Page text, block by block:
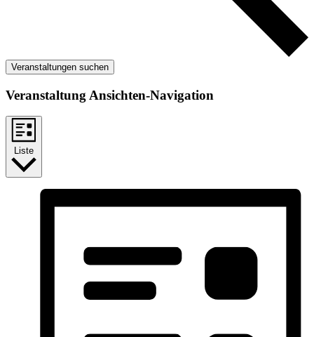
Veranstaltungen suchen
Veranstaltung Ansichten-Navigation
Liste